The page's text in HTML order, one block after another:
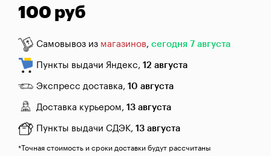
магазинов
заказ
Заказать
100 руб
Самовывоз из магазинов, сегодня 7 августа
Пункты выдачи Яндекс, 12 августа
Экспресс доставка, 10 августа
Доставка курьером, 13 августа
Пункты выдачи СДЭК, 13 августа
*Точная стоимость и сроки доставки будут рассчитаны